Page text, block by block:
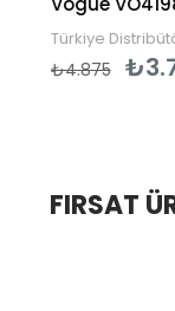
Türkiye
₺4.875
FIRSAT